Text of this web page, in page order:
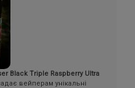
Black Triple Raspberry Ultra
вейперам унікальні